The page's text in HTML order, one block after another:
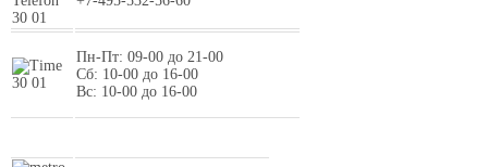
Пн-Пт: 09-00 до 21-00
Сб: 10-00 до 16-00
Вс: 10-00 до 16-00